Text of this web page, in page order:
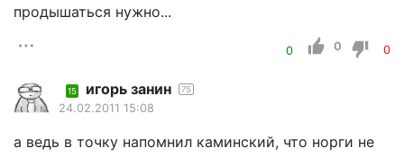
продышаться нужно...
0 0 0
15 игорь занин 75
24.02.2011 15:08
а ведь в точку напомнил каминский, что норги не